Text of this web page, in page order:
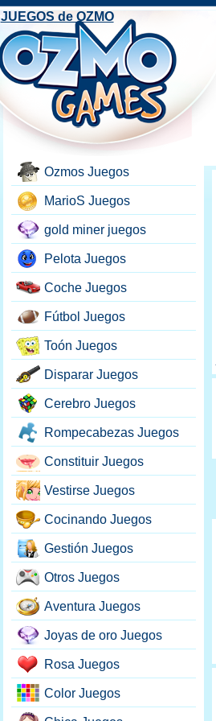
Ozmos Juegos
MarioS Juegos
gold miner juegos
Pelota Juegos
Coche Juegos
Fútbol Juegos
Toón Juegos
Disparar Juegos
Cerebro Juegos
Rompecabezas Juegos
Constituir Juegos
Vestirse Juegos
Cocinando Juegos
Gestión Juegos
Otros Juegos
Aventura Juegos
Joyas de oro Juegos
Rosa Juegos
Color Juegos
JUEGOS de OZMO